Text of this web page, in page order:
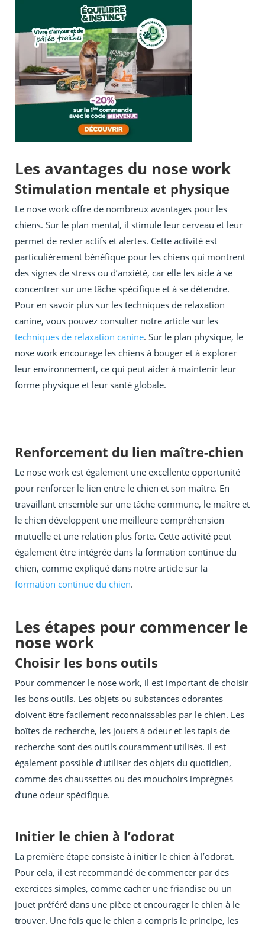
Les avantages du nose work
Stimulation mentale et physique
Le nose work offre de nombreux avantages pour les
chiens. Sur le plan mental, il stimule leur cerveau et leur
permet de rester actifs et alertes. Cette activité est
particulièrement bénéfique pour les chiens qui montrent
des signes de stress ou d’anxiété, car elle les aide à se
concentrer sur une tâche spécifique et à se détendre.
Pour en savoir plus sur les techniques de relaxation
canine, vous pouvez consulter notre article sur les
techniques de relaxation canine. Sur le plan physique, le
nose work encourage les chiens à bouger et à explorer
leur environnement, ce qui peut aider à maintenir leur
forme physique et leur santé globale.
Renforcement du lien maître-chien
Le nose work est également une excellente opportunité
pour renforcer le lien entre le chien et son maître. En
travaillant ensemble sur une tâche commune, le maître et
le chien développent une meilleure compréhension
mutuelle et une relation plus forte. Cette activité peut
également être intégrée dans la formation continue du
chien, comme expliqué dans notre article sur la
formation continue du chien.
Les étapes pour commencer le
nose work
Choisir les bons outils
Pour commencer le nose work, il est important de choisir
les bons outils. Les objets ou substances odorantes
doivent être facilement reconnaissables par le chien. Les
boîtes de recherche, les jouets à odeur et les tapis de
recherche sont des outils couramment utilisés. Il est
également possible d’utiliser des objets du quotidien,
comme des chaussettes ou des mouchoirs imprégnés
d’une odeur spécifique.
Initier le chien à l’odorat
La première étape consiste à initier le chien à l’odorat.
Pour cela, il est recommandé de commencer par des
exercices simples, comme cacher une friandise ou un
jouet préféré dans une pièce et encourager le chien à le
trouver. Une fois que le chien a compris le principe, les